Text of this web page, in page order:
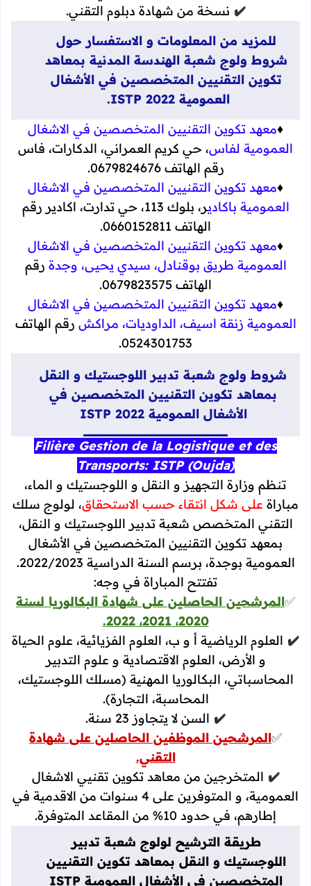
✔️ نسخة من شهادة دبلوم التقني.
للمزيد من المعلومات و الاستفسار حول
شروط ولوج شعبة الهندسة المدنية بمعاهد
تكوين التقنيين المتخصصين في الأشغال
العمومية ISTP 2022.
♦️معهد تكوين التقنيين المتخصصين في الاشغال
العمومية لفاس، حي كريم العمراني، الدكارات، فاس
رقم الهاتف 0679824676.
♦️معهد تكوين التقنيين المتخصصين في الاشغال
العمومية باكادي
ر، بلوك 113، حي تدارت، اكادير رقم
الهاتف 0660152811.
♦️معهد تكوين التقنيين المتخصصين في الاشغال
العمومية طريق بوقنادل، سيدي يحيى، وجدة رقم
الهاتف 0679823575.
♦️معهد تكوين التقنيين المتخصصين في الاشغال
العمومية زنقة اسيف، الداوديات، مراكش رقم الهاتف
0524301753.
شروط ولوج شعبة تدبير اللوجستيك و النقل
بمعاهد تكوين التقنيين المتخصصين في
الأشغال العمومية ISTP 2022
Filière Gestion de la Logistique et des
Transports: ISTP (Oujda)
تنظم وزارة التجهيز و النقل و اللوجستيك و الماء،
مباراة على شكل انتقاء حسب الاستحقاق، لولوج سلك
التقني المتخصص شعبة تدبير اللوجستيك و النقل،
بمعهد تكوين التقنيين المتخصصين في الأشغال
العمومية بوجدة، برسم السنة الدراسية 2022/2023.
تفتتح المباراة في وجه:
✅المرشحين الحاصلين على شهادة البكالوريا لسنة
2020، 2021، 2022.
✔️ العلوم الرياضية أ و ب، العلوم الفزيائية، علوم الحياة
و الأرض، العلوم الاقتصادية و علوم التدبير
المحاسباتي، البكالوريا المهنية (مسلك اللوجستيك،
المحاسبة، التجارة).
✔️ السن لا يتجاوز 23 سنة.
✅المرشحين الموظفين الحاصلين على شهادة
التقني.
✔️ المتخرجين من معاهد تكوين تقنيي الاشغال
العمومية، و المتوفرين على 4 سنوات من الاقدمية في
إطارهم، في حدود 10% من المقاعد المتوفرة.
طريقة الترشيح لولوج شعبة تدبير
اللوجستيك و النقل بمعاهد تكوين التقنيين
المتخصصين في الأشغال العمومية ISTP